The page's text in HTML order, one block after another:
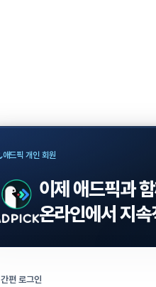
애드픽 개인 회원
이제 애드픽과
온라인에서 지
간편 로그인